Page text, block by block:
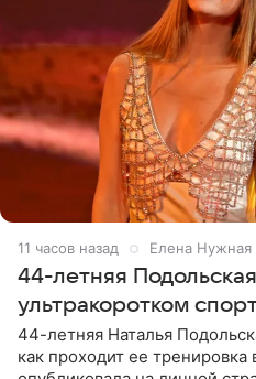
11 часов назад Елена Нужная
44-летняя
ультракоротком
44-летняя Наталья
как проходит ее